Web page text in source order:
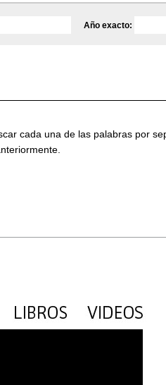
Año exacto:
cada una de las palabras por